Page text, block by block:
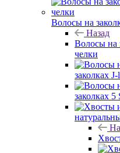
Волосы на
Назад
Волосы на
челки
заколках
заколках 5